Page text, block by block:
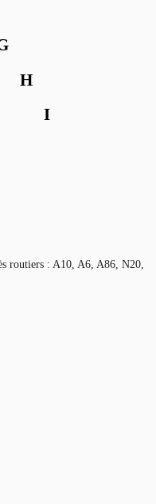
H
I
routiers : A10, A6, A86, N20,